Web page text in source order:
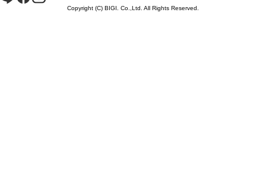
Copyright (C) BIGI. Co.,Ltd. All Rights Reserved.